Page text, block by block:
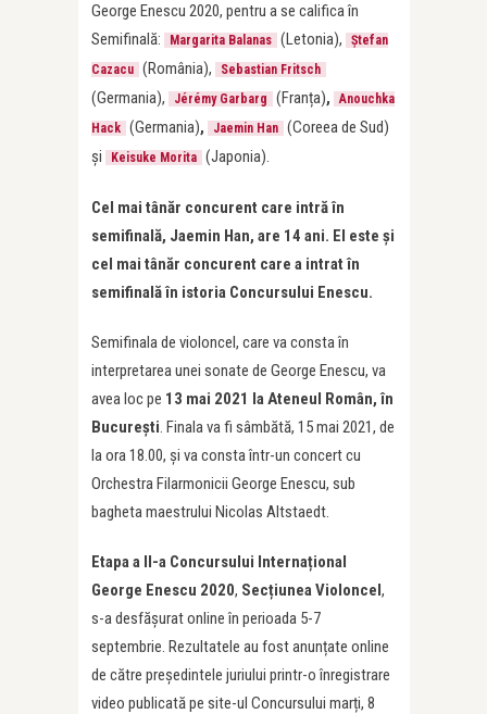
George Enescu 2020, pentru a se califica în
Semifinală:
Margarita Balanas (Letonia),
Ștefan
Cazacu (România), Sebastian Fritsch
(Germania), Jérémy Garbarg (Franța),
Anouchka
Hack (Germania), Jaemin Han (Coreea de Sud)
și
Keisuke Morita (Japonia).
Cel mai tânăr concurent care intră în
semifinală, Jaemin Han, are 14 ani. El este și
cel mai tânăr concurent care a intrat în
semifinală în istoria Concursului Enescu.
Semifinala de violoncel, care va consta în
interpretarea unei sonate de George Enescu, va
avea loc pe 13 mai 2021 la Ateneul Român, în
București. Finala va fi sâmbătă, 15 mai 2021, de
la ora 18.00, și va consta într-un concert cu
Orchestra Filarmonicii George Enescu, sub
bagheta maestrului Nicolas Altstaedt.
Etapa a II-a Concursului Internațional
George Enescu 2020, Secțiunea Violoncel,
s-a desfășurat online în perioada 5-7
septembrie. Rezultatele au fost anunțate online
de către președintele juriului printr-o înregistrare
video publicată pe site-ul Concursului marți, 8